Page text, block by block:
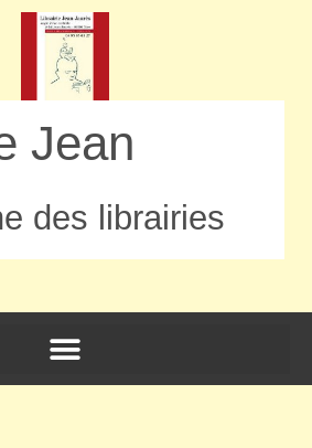
Jean
des librairies